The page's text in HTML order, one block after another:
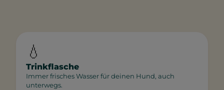
💧
Trinkflasche
Immer frisches Wasser für deinen Hund, auch
unterwegs.